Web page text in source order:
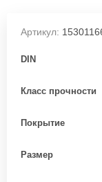
Артикул:
DIN
Класс прочности
Покрытие
Размер